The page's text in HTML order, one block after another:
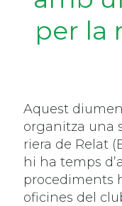
per la
Aquest
organitza una
riera de Relat
hi ha temps
procediments
oficines del